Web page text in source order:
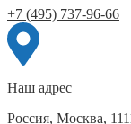
+7 (495) 737-96-66
Наш адрес
Россия, Москва,